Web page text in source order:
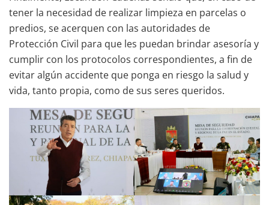
tener la necesidad de realizar limpieza en parcelas o
predios, se acerquen con las autoridades de
Protección Civil para que les puedan brindar asesoría y
cumplir con los protocolos correspondientes, a fin de
evitar algún accidente que ponga en riesgo la salud y
vida, tanto propia, como de sus seres queridos.